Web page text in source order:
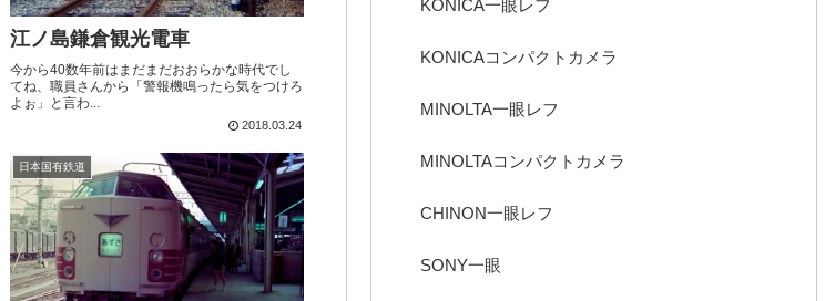
江ノ島鎌倉観光電車
今から40数年前はまだまだおおらかな時代でし
てね、職員さんから「警報機鳴ったら気をつけろ
よぉ」と言わ...
2018.03.24
日本国有鉄道
KONICA一眼レフ
KONICAコンパクトカメラ
MINOLTA一眼レフ
MINOLTAコンパクトカメラ
CHINON一眼レフ
SONY一眼